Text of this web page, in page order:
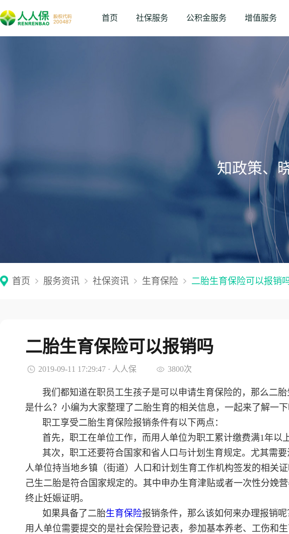
首页 社保服务 公积金服务 增值服务
知政策、
首页 服务资讯 社保资讯 生育保险 二胎生育保险可以报销
二胎生育保险可以报销吗
2019-09-11 17:29:47 · 人人保 3800次
我们都知道在职员工生孩子是可以申请生育保险的，那么二
是什么？小编为大家整理了二胎生育的相关信息，一起来了解一下
职工享受二胎生育保险报销条件有以下两点：
首先，职工在单位工作，而用人单位为职工累计缴费满1年以
其次，职工还要符合国家和省人口与计划生育规定。尤其需
人单位持当地乡镇（街道）人口和计划生育工作机构签发的相关
己生二胎是符合国家规定的。其中申办生育津贴或者一次性分娩
终止妊娠证明。
如果具备了二胎生育保险报销条件，那么该如何来办理报销
用人单位需要提交的是社会保险登记表，参加基本养老、工伤和